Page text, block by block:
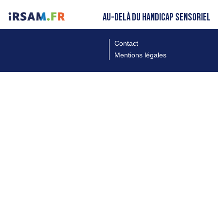
AU-DELÀ DU HANDICAP SENSORIEL
Contact
Mentions légales